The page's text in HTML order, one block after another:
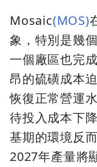
Mosaic(MOS)
象，特別是幾
一個廠區也完
昂的硫磺成本
恢復正常營運
待投入成本下
基期的環境反
2027年產量將